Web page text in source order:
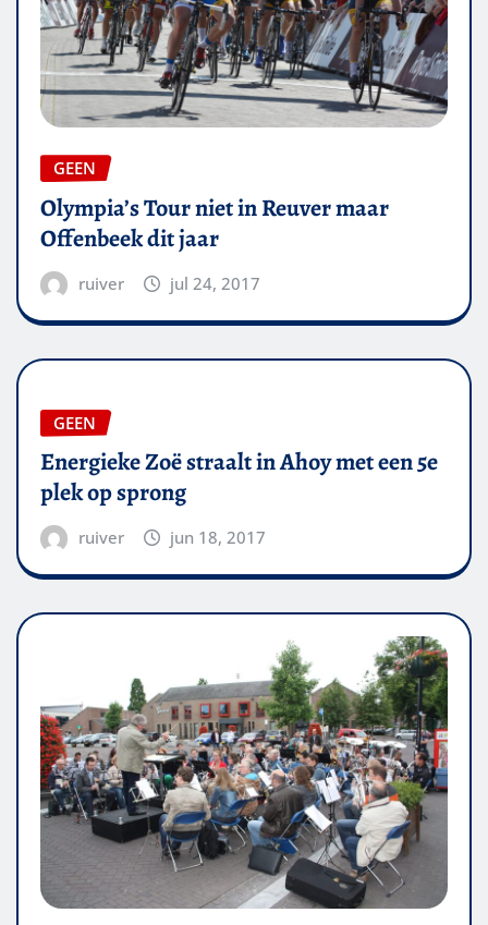
GEEN
Olympia’s Tour niet in Reuver maar
Offenbeek dit jaar
ruiver jul 24, 2017
GEEN
Energieke Zoë straalt in Ahoy met een 5e
plek op sprong
ruiver jun 18, 2017